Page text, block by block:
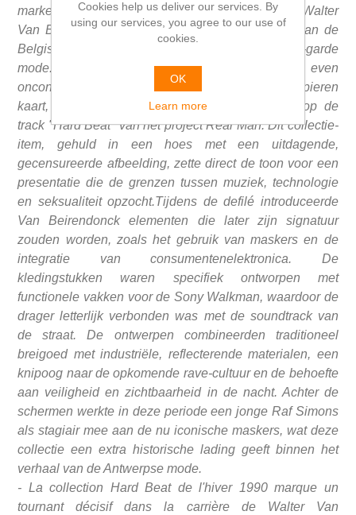
markeert een cruciaal moment in de carrière van Walter
Van Beirendonck, waarin hij de rauwe energie van de
Belgische New Beat-scène vertaalde naar avant-garde
mode. De uitnodiging voor de show was even
onconventioneel als de kleding zelf: geen papieren
kaart, maar een fysieke audiocassette met daarop de
track "Hard Beat" van het project Real Man. Dit collectie-
item, gehuld in een hoes met een uitdagende,
gecensureerde afbeelding, zette direct de toon voor een
presentatie die de grenzen tussen muziek, technologie
en seksualiteit opzocht.Tijdens de defilé introduceerde
Van Beirendonck elementen die later zijn signatuur
zouden worden, zoals het gebruik van maskers en de
integratie van consumentenelektronica. De
kledingstukken waren specifiek ontworpen met
functionele vakken voor de Sony Walkman, waardoor de
drager letterlijk verbonden was met de soundtrack van
de straat. De ontwerpen combineerden traditioneel
breigoed met industriële, reflecterende materialen, een
knipoog naar de opkomende rave-cultuur en de behoefte
aan veiligheid en zichtbaarheid in de nacht. Achter de
schermen werkte in deze periode een jonge Raf Simons
als stagiair mee aan de nu iconische maskers, wat deze
collectie een extra historische lading geeft binnen het
verhaal van de Antwerpse mode.
- La collection Hard Beat de l'hiver 1990 marque un
tournant décisif dans la carrière de Walter Van
Cookies help us deliver our services. By
using our services, you agree to our use of
cookies.
OK
Learn more